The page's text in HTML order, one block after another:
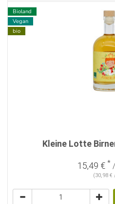
Bioland
Vegan
bio
Kleine Lotte
15,49 € *
(30,98 €